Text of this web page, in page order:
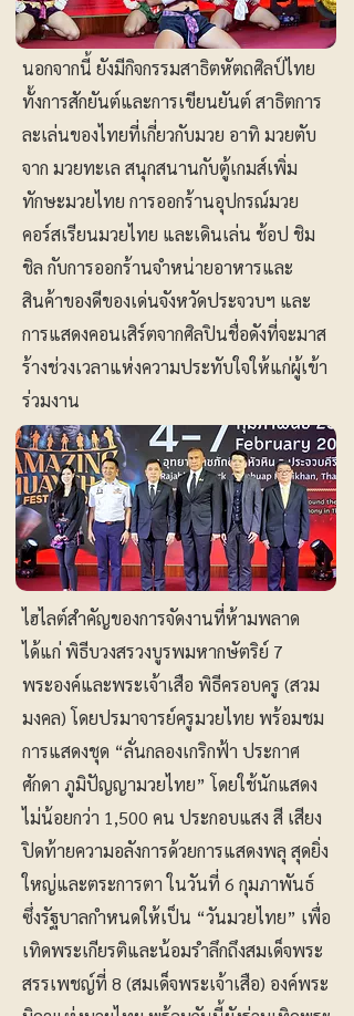
นอกจากนี้ ยังมีกิจกรรมสาธิตหัตถศิลป์ไทย
ทั้งการสักยันต์และการเขียนยันต์ สาธิตการ
ละเล่นของไทยที่เกี่ยวกับมวย อาทิ มวยตับ
จาก มวยทะเล สนุกสนานกับตู้เกมส์เพิ่ม
ทักษะมวยไทย การออกร้านอุปกรณ์มวย
คอร์สเรียนมวยไทย และเดินเล่น ช้อป ชิม
ชิล กับการออกร้านจำหน่ายอาหารและ
สินค้าของดีของเด่นจังหวัดประจวบฯ และ
การแสดงคอนเสิร์ตจากศิลปินชื่อดังที่จะมาส
ร้างช่วงเวลาแห่งความประทับใจให้แก่ผู้เข้า
ร่วมงาน
ไฮไลต์สำคัญของการจัดงานที่ห้ามพลาด
ได้แก่ พิธีบวงสรวงบูรพมหากษัตริย์ 7
พระองค์และพระเจ้าเสือ พิธีครอบครู (สวม
มงคล) โดยปรมาจารย์ครูมวยไทย พร้อมชม
การแสดงชุด “ลั่นกลองเกริกฟ้า ประกาศ
ศักดา ภูมิปัญญามวยไทย” โดยใช้นักแสดง
ไม่น้อยกว่า 1,500 คน ประกอบแสง สี เสียง
ปิดท้ายความอลังการด้วยการแสดงพลุ สุดยิ่ง
ใหญ่และตระการตา ในวันที่ 6 กุมภาพันธ์
ซึ่งรัฐบาลกำหนดให้เป็น “วันมวยไทย” เพื่อ
เทิดพระเกียรติและน้อมรำลึกถึงสมเด็จพระ
สรรเพชญ์ที่ 8 (สมเด็จพระเจ้าเสือ) องค์พระ